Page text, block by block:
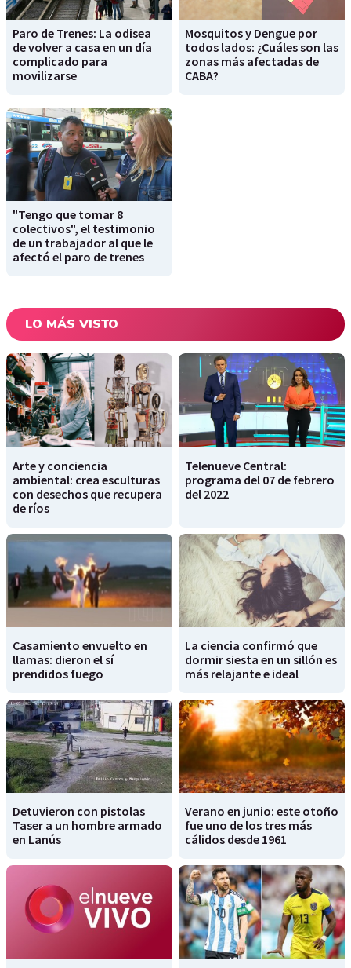
Paro de Trenes: La odisea
de volver a casa en un día
complicado para
movilizarse
Mosquitos y Dengue por
todos lados: ¿Cuáles son las
zonas más afectadas de
CABA?
"Tengo que tomar 8
colectivos", el testimonio
de un trabajador al que le
afectó el paro de trenes
LO MÁS VISTO
Arte y conciencia
ambiental: crea esculturas
con desechos que recupera
de ríos
Telenueve Central:
programa del 07 de febrero
del 2022
Casamiento envuelto en
llamas: dieron el sí
prendidos fuego
La ciencia confirmó que
dormir siesta en un sillón es
más relajante e ideal
Detuvieron con pistolas
Taser a un hombre armado
en Lanús
Verano en junio: este otoño
fue uno de los tres más
cálidos desde 1961